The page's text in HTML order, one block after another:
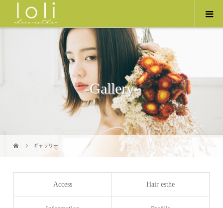
-Gallery-
ギャラリー
Access Hair esthe